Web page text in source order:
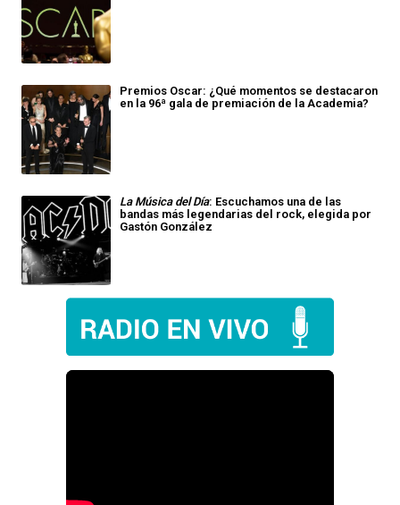
Premios Oscar: ¿Qué momentos se destacaron
en la 96ª gala de premiación de la Academia?
La Música del Día: Escuchamos una de las
bandas más legendarias del rock, elegida por
Gastón González